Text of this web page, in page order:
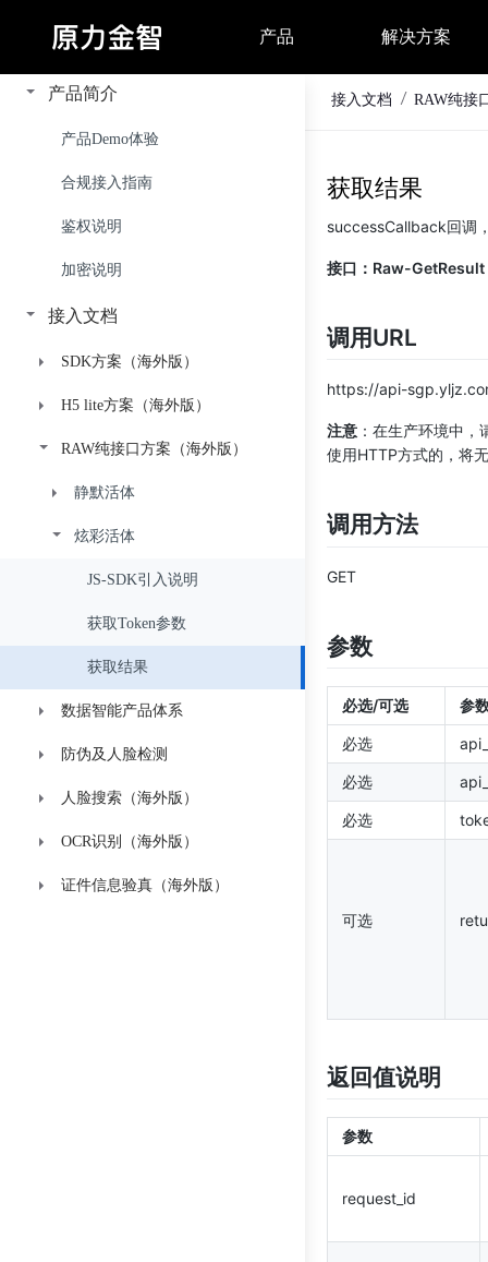
产品简介
产品Demo体验
合规接入指南
鉴权说明
加密说明
接入文档
SDK方案（海外版）
FinAuth海外高级版（中文）
接入指引
API接口
鉴权
获取token
活体验证 （仅活体不比对）
比对认证
加密说明
计费状态码
FinAuth海外基础版（中文）
接入指引
API接口
鉴权
获取token
比对认证
H5 lite方案（海外版）
接入指引
API接口
获取Token
跳转活体验证地址
回调说明
获取比对结果
界面与兼容性说明
RTC兼容性说明
App调用H5兼容性配置指引
验证流程页面UI定制
计费状态码
RAW纯接口方案（海外版）
静默活体
上传录制视频进行活体验证
人脸比对
炫彩活体
JS-SDK引入说明
获取Token参数
获取结果
数据智能产品体系
金际分V1-A
金际分V2-B
金际分V2-B-PHL
人像标签
防伪及人脸检测
星鉴
证件防伪检测
人脸1:1比对
人脸搜索（海外版）
API接入
创建人脸库
OCR识别（海外版）
卡证识别
证件信息验真（海外版）
接入文档 RAW纯接
获取结果
successCallback回调
接口：Raw-GetResult
调用URL
https://api-
注意 ：在生产环境中，
使用HTTP方式的，将
调用方法
GET
参数
必选/可选 参
必选
必选
必选
可选
返回值说明
参数
request_id